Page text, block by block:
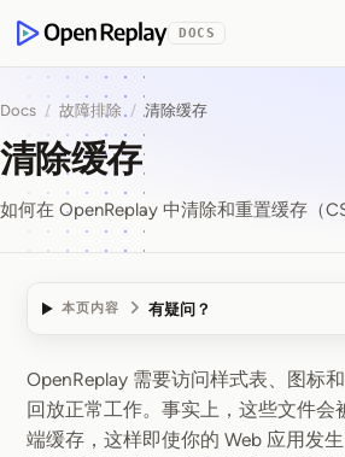
OpenReplay
DOCS
Docs / 故障排除 / 清除缓存
清除缓存
如何在 OpenReplay 中清除和重置缓存（
本页内容 有疑问？
清除缓存
OpenReplay 需要访问样式表、图标
回放正常工作。事实上，这些文件会
端缓存，这样即使你的 Web 应用发